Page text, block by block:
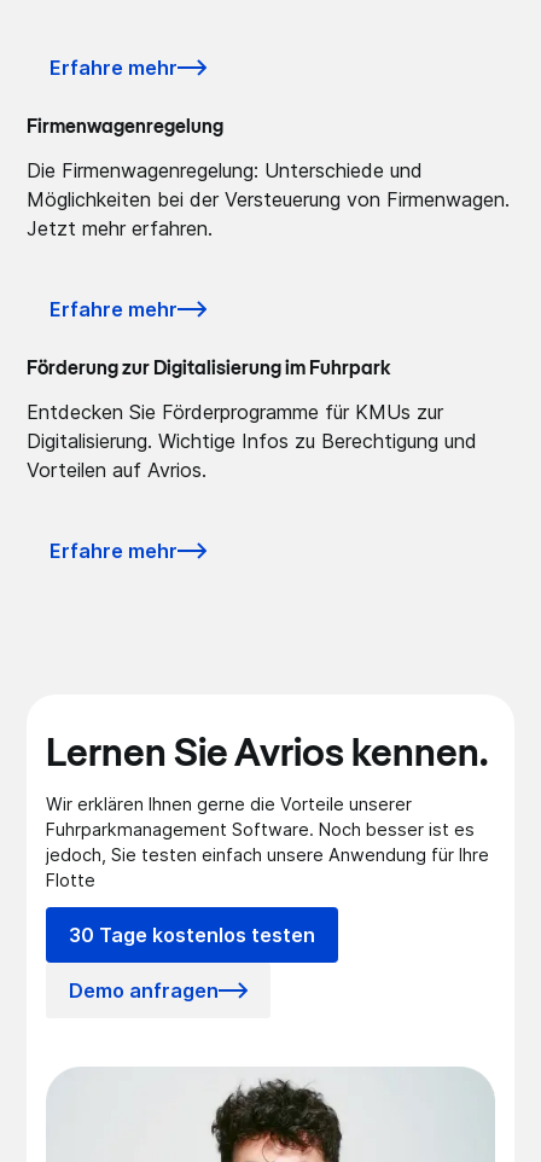
Erfahre mehr
Firmenwagenregelung
Die Firmenwagenregelung: Unterschiede und
Möglichkeiten bei der Versteuerung von Firmenwagen.
Jetzt mehr erfahren.
Erfahre mehr
Förderung zur Digitalisierung im Fuhrpark
Entdecken Sie Förderprogramme für KMUs zur
Digitalisierung. Wichtige Infos zu Berechtigung und
Vorteilen auf Avrios.
Erfahre mehr
Lernen Sie Avrios kennen.
Wir erklären Ihnen gerne die Vorteile unserer
Fuhrparkmanagement Software. Noch besser ist es
jedoch, Sie testen einfach unsere Anwendung für Ihre
Flotte
30 Tage kostenlos testen
Demo anfragen